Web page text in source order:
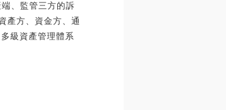
、監管三方的訴
產方、資金方、通
級資產管理體系